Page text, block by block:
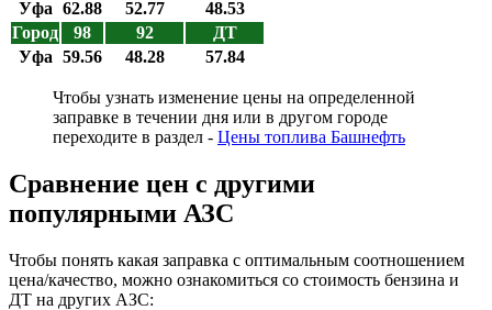
Уфа 62.88 52.77
48.53
Город
98 92
ДТ
Уфа 59.56 48.28 57.84
Чтобы узнать изменение цены на определенной
заправке в течении дня или в другом городе
переходите в раздел - Цены топлива Башнефть
Сравнение цен с другими
популярными АЗС
Чтобы понять какая заправка с оптимальным соотношением
цена/качество, можно ознакомиться со стоимость бензина и
ДТ на других АЗС: